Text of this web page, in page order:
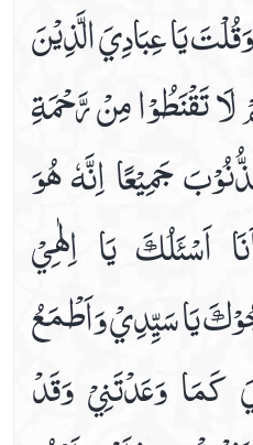
يَا عِبَادِيَ الَّذِيْنَ
تَقْنَطُوْا مِنْ رَّحْمَةِ
جَمِيْعًا اِنَّهٗ هُوَ
اَسْئَلُكَ يَا اِلٰھِيْ
يَا سَيِّدِيْ وَاَطْمَعُ
كَمَا وَعَدْتَنِيْ وَقَدْ